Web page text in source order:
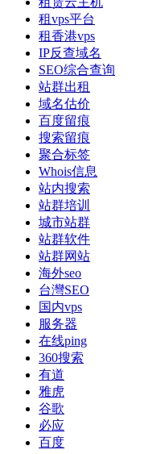
租vps平台
租香港vps
IP反查域名
SEO综合查询
站群出租
域名估价
百度留痕
搜索留痕
聚合标签
Whois信息
站内搜索
站群培训
城市站群
站群软件
站群网站
海外seo
台灣SEO
国内vps
服务器
在线ping
360搜索
有道
雅虎
谷歌
必应
百度